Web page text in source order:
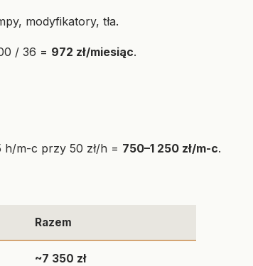
modyfikatory, tła.
/ 36 = 972 zł/miesiąc.
h/m-c przy 50 zł/h = 750–1 250 zł/m-c.
Razem
~7 350 zł